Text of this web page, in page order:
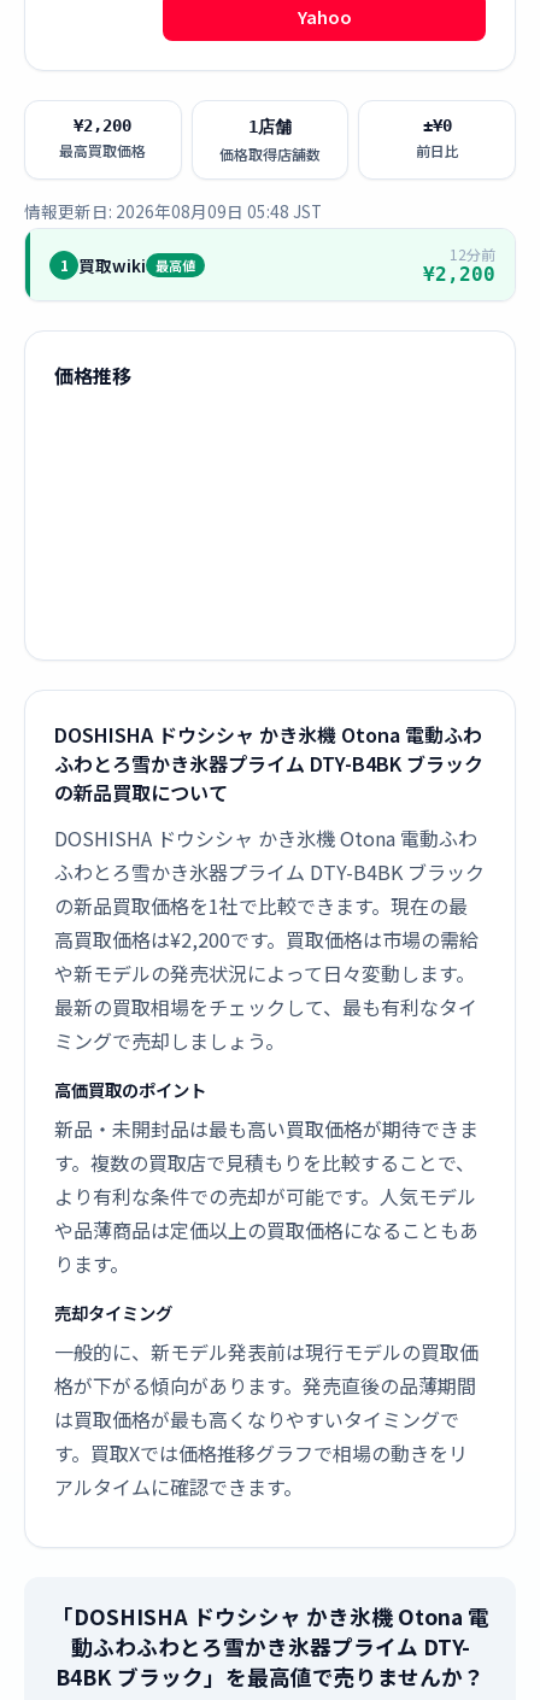
Yahoo
¥2,200
最高買取価格
1店舗
価格取得店舗数
±¥0
前日比
情報更新日: 2026年08月09日 05:48 JST
1 買取wiki 最高値
12分前
¥2,200
価格推移
DOSHISHA ドウシシャ かき氷機 Otona 電動ふわ
ふわとろ雪かき氷器プライム DTY-B4BK ブラック
の新品買取について
DOSHISHA ドウシシャ かき氷機 Otona 電動ふわ
ふわとろ雪かき氷器プライム DTY-B4BK ブラック
の新品買取価格を1社で比較できます。現在の最
高買取価格は¥2,200です。買取価格は市場の需給
や新モデルの発売状況によって日々変動します。
最新の買取相場をチェックして、最も有利なタイ
ミングで売却しましょう。
高価買取のポイント
新品・未開封品は最も高い買取価格が期待できま
す。複数の買取店で見積もりを比較することで、
より有利な条件での売却が可能です。人気モデル
や品薄商品は定価以上の買取価格になることもあ
ります。
売却タイミング
一般的に、新モデル発表前は現行モデルの買取価
格が下がる傾向があります。発売直後の品薄期間
は買取価格が最も高くなりやすいタイミングで
す。買取Xでは価格推移グラフで相場の動きをリ
アルタイムに確認できます。
「DOSHISHA ドウシシャ かき氷機 Otona 電
動ふわふわとろ雪かき氷器プライム DTY-
B4BK ブラック」を最高値で売りませんか？